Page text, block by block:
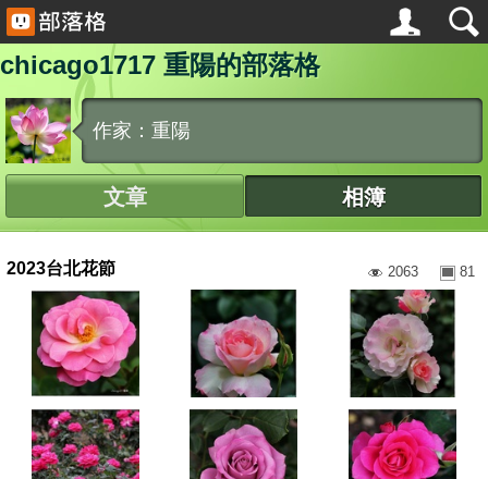
chicago1717 重陽的部落格
作家：重陽
文章 相簿
2023台北花節 81
2063